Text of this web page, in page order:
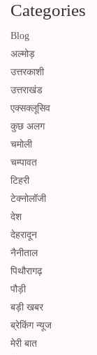
Categories
Blog
अल्मोड़
उत्तरकाशी
उत्तराखंड
एक्सक्लूसिव
कुछ अलग
चमोली
चम्पावत
टिहरी
टेक्नोलॉजी
देश
देहरादून
नैनीताल
पिथौरागढ़
पौड़ी
बड़ी खबर
ब्रेकिंग न्यूज
मेरी बात